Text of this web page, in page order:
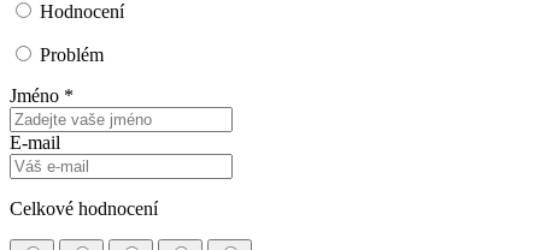
Hodnocení
Problém
Jméno *
E-mail
Celkové hodnocení